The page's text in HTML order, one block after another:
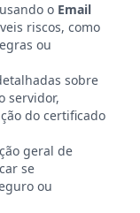
o Email
riscos, como
ou
sobre
servidor,
do certificado
geral de
se
ou